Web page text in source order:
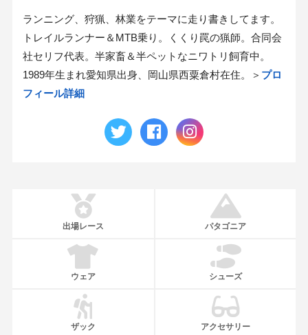
ランニング、狩猟、林業をテーマに走り書きしてます。
トレイルランナー＆MTB乗り。くくり罠の猟師。合同会
社セリフ代表。半家畜＆半ペットなニワトリ飼育中。
1989年生まれ愛知県出身、岡山県西粟倉村在住。＞ プロ
フィール詳細
出場レース パタゴニア
ウェア シューズ
ザック アクセサリー